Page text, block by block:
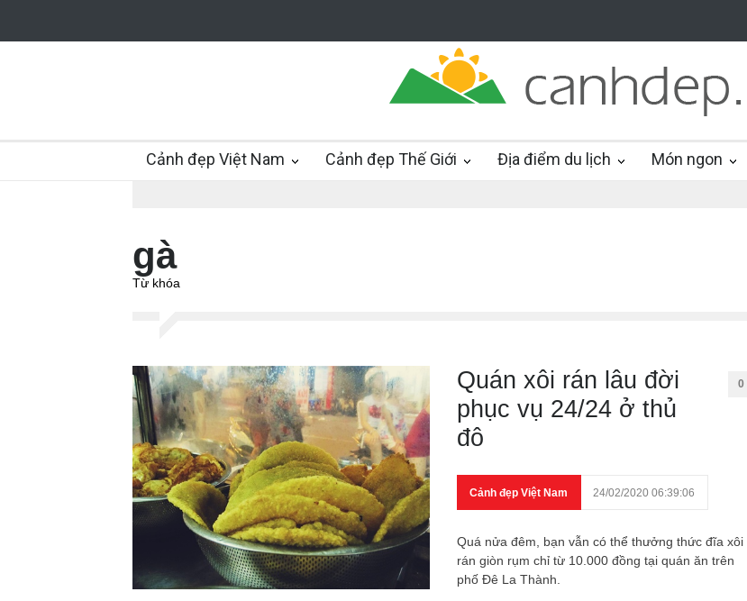
Cảnh đẹp Việt Nam Cảnh đẹp Thế Giới Địa điểm du lịch Món ngon
gà
Từ khóa
Quán xôi rán lâu đời
phục vụ 24/24 ở thủ
đô
0
Cảnh đẹp Việt Nam 24/02/2020 06:39:06
Quá nửa đêm, bạn vẫn có thể thưởng thức đĩa xôi
rán giòn rụm chỉ từ 10.000 đồng tại quán ăn trên
phố Đê La Thành.